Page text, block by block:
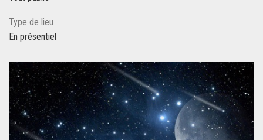
Type de lieu
En présentiel